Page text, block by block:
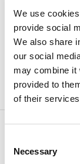
We use
provide social
We also share
our social
may combine it
provided to
of their
Selection
Necessary
Ordered
Always
Minimum
Description
Kaas op z’n